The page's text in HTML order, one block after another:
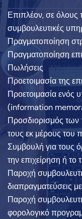
Επιπλέον, σε όλους
συμβουλευτικές
Πραγματοποίηση
Πραγματοποίηση
Πωλήσεις
Προετοιμασία της
Προετοιμασία ενός
(information
Προσδιορισμός
τους εκ μέρους του
Συμβουλή για τους
την επιχείρηση ή
Παροχή
διαπραγματεύσεις
Παροχή
φορολογικό